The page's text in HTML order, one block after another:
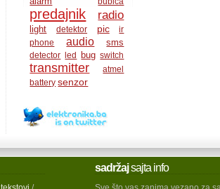
predajnik radio
light detektor pic
ir
phone
audio sms
detector led bug switch
transmitter
atmel
battery senzor
sadržajsajta info